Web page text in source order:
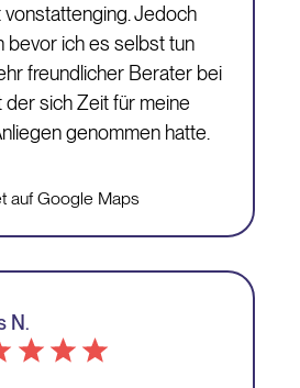
vonstattenging. Jedoch
bevor ich es selbst tun
freundlicher Berater bei
der sich Zeit für meine
genommen hatte.
auf Google Maps
N.